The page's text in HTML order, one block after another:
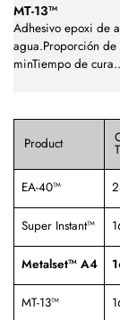
MT-13™
Adhesivo epoxi de
agua.Proporción
minTiempo de cura
Product
EA-40™
Super Instant™
Metalset™ A4
MT-13™